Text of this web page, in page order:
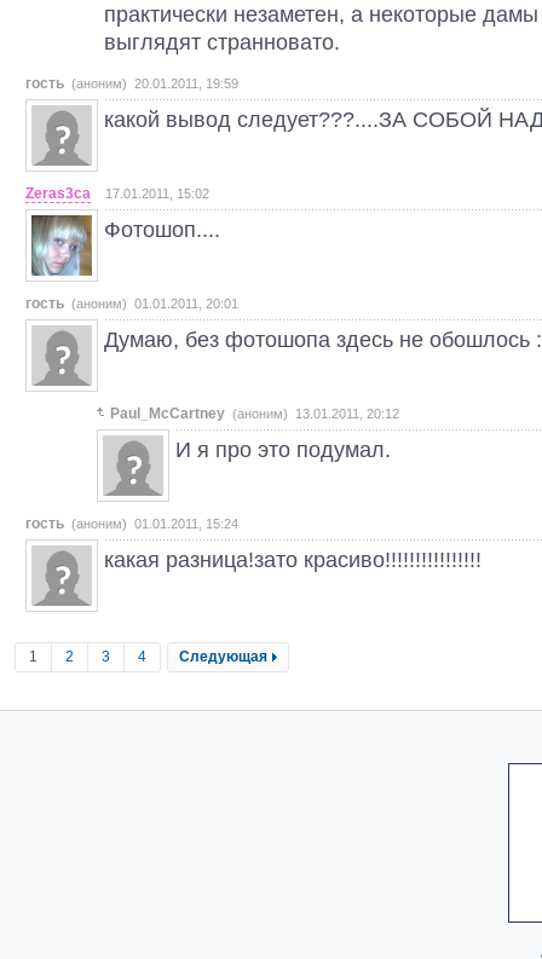
практически незаметен, а некоторые
выглядят странновато.
гость (аноним) 20.01.2011, 19:59
какой вывод следует???....ЗА СОБОЙ
Zeras3ca 17.01.2011, 15:02
Фотошоп....
гость (аноним) 01.01.2011, 20:01
Думаю, без фотошопа здесь не обошлось
Paul_McCartney (аноним) 13.01.2011, 20:12
И я про это подумал.
гость (аноним) 01.01.2011, 15:24
какая разница!зато красиво!!!!!!!!!!!!!!!!
1 2 3 4 Следующая